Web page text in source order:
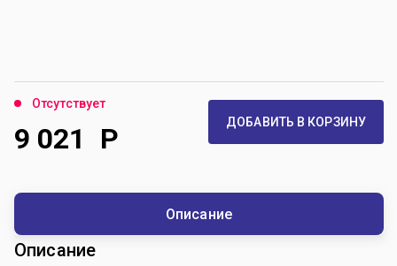
Отсутствует
9 021 Р ДОБАВИТЬ В КОРЗИНУ
Описание
Описание